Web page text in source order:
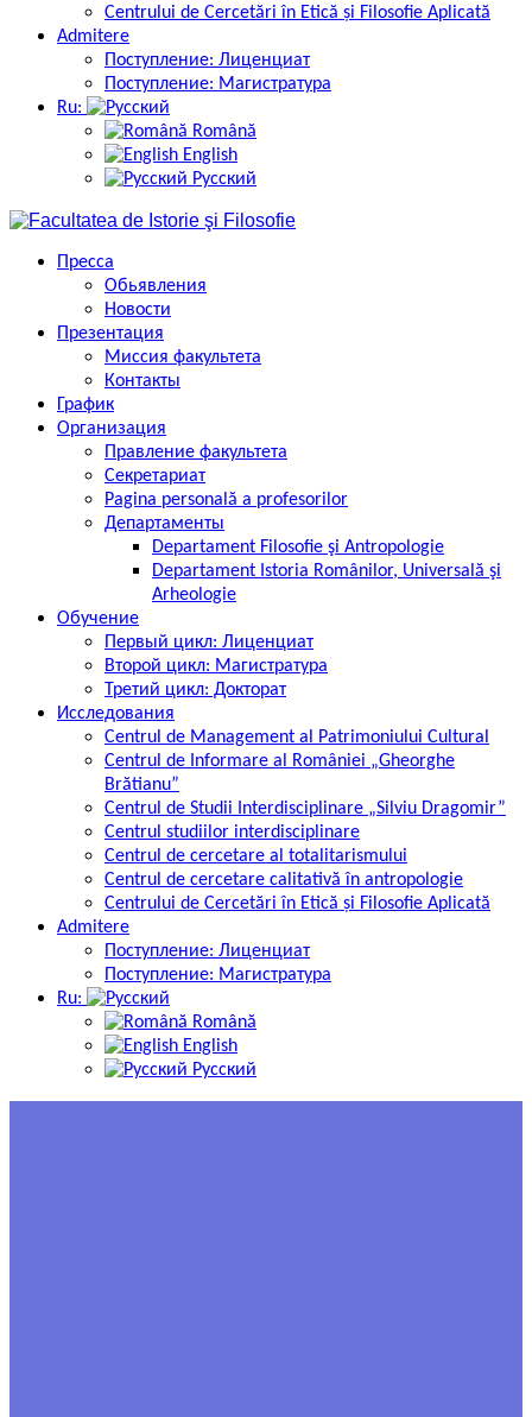
Centrului de Cercetări în Etică și Filosofie Aplicată
Admitere
Поступление: Лиценциат
Поступление: Магистратура
Ru:
Română
English
Русский
Пресса
Обьявления
Новости
Презентация
Миссия факультета
Контакты
График
Организация
Правление факультета
Секретариат
Pagina personală a profesorilor
Департаменты
Departament Filosofie şi Antropologie
Departament Istoria Românilor, Universală şi
Arheologie
Обучение
Первый цикл: Лиценциат
Второй цикл: Магистратура
Третий цикл: Докторат
Исследования
Centrul de Management al Patrimoniului Cultural
Centrul de Informare al României „Gheorghe
Brătianu”
Centrul de Studii Interdisciplinare „Silviu Dragomir”
Centrul studiilor interdisciplinare
Centrul de cercetare al totalitarismului
Centrul de cercetare calitativă în antropologie
Centrului de Cercetări în Etică și Filosofie Aplicată
Admitere
Поступление: Лиценциат
Поступление: Магистратура
Ru:
Română
English
Русский